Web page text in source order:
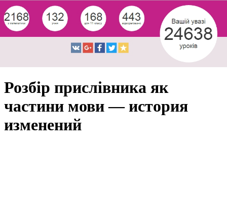
Розбір прислівника як
частини мови — история
изменений